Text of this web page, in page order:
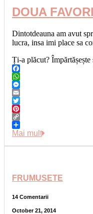
DOUA
Dintotdeauna am avut
lucra, insa imi place sa
Ți-a plăcut? Împărtășește
Facebook
WhatsApp
Messenger
Email
Twitter
Pinterest
Copy
Link
Share
Mai mult
FRUMUSETE
14 Comentarii
October 21, 2014